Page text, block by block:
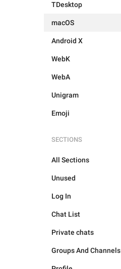
TDesktop
macOS
Android X
WebK
WebA
Unigram
Emoji
SECTIONS
All Sections
Unused
Log In
Chat List
Private chats
Groups And Channels